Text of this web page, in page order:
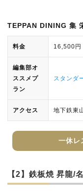
TEPPAN DINING 集
料金 16,500円
編集部オ
ススメプ
ラン
スタン
アクセス 地下鉄東
一休レ
【2】鉄板焼 昇龍/